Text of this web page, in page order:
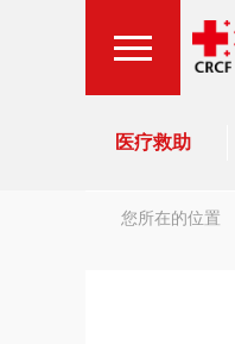
医疗救助
您所在的位置